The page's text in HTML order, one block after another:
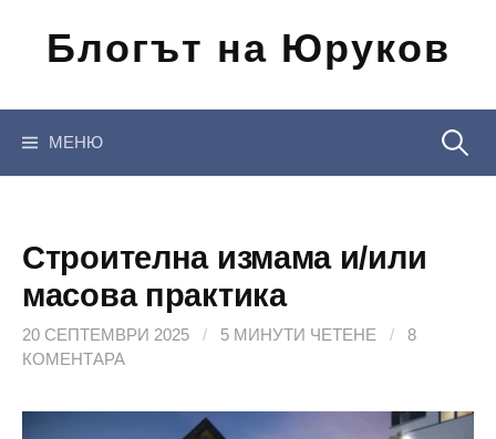
съдържанието
Блогът на Юруков
МЕНЮ
Строителна измама и/или
масова практика
20 СЕПТЕМВРИ 2025 / 5 МИНУТИ ЧЕТЕНЕ /
8
КОМЕНТАРА